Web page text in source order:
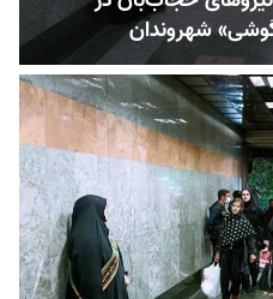
شهروندان